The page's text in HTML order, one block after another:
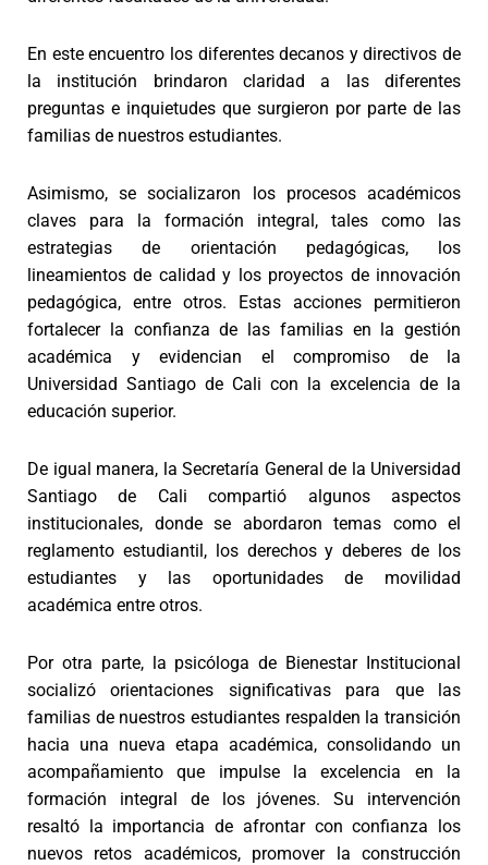
En este encuentro los diferentes decanos y directivos de
la institución brindaron claridad a las diferentes
preguntas e inquietudes que surgieron por parte de las
familias de nuestros estudiantes.
Asimismo, se socializaron los procesos académicos
claves para la formación integral, tales como las
estrategias de orientación pedagógicas, los
lineamientos de calidad y los proyectos de innovación
pedagógica, entre otros. Estas acciones permitieron
fortalecer la confianza de las familias en la gestión
académica y evidencian el compromiso de la
Universidad Santiago de Cali con la excelencia de la
educación superior.
De igual manera, la Secretaría General de la Universidad
Santiago de Cali compartió algunos aspectos
institucionales, donde se abordaron temas como el
reglamento estudiantil, los derechos y deberes de los
estudiantes y las oportunidades de movilidad
académica entre otros.
Por otra parte, la psicóloga de Bienestar Institucional
socializó orientaciones significativas para que las
familias de nuestros estudiantes respalden la transición
hacia una nueva etapa académica, consolidando un
acompañamiento que impulse la excelencia en la
formación integral de los jóvenes. Su intervención
resaltó la importancia de afrontar con confianza los
nuevos retos académicos, promover la construcción